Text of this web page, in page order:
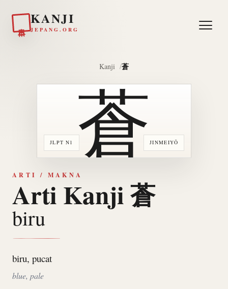
KANJI
JEPANG.ORG
Kanji 蒼
JLPT N1 JINMEIYŌ
蒼
ARTI / MAKNA
Arti Kanji 蒼
biru
biru, pucat
blue, pale